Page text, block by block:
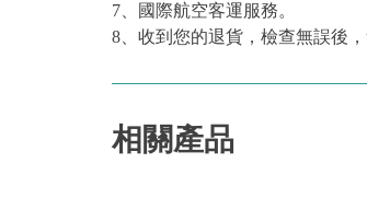
7、國際航空客運服務。
8、收到您的退貨，檢查無誤後
相關產品